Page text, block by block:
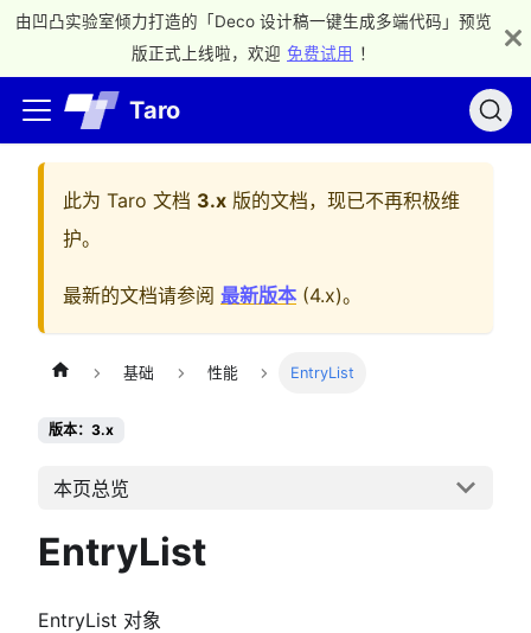
由凹凸实验室倾力打造的「Deco 设计稿一键生成多端代码」预览
版正式上线啦，欢迎 免费试用 ！
Taro
此为 Taro 文档 3.x 版的文档，现已不再积极维
护。
最新的文档请参阅 最新版本 (4.x)。
基础 性能 EntryList
版本：3.x
本页总览
EntryList
EntryList 对象